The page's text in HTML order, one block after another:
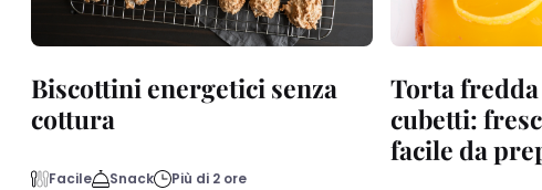
Biscottini energetici senza
cottura
Facile Snack Più di 2 ore
Torta
cubetti:
facile da